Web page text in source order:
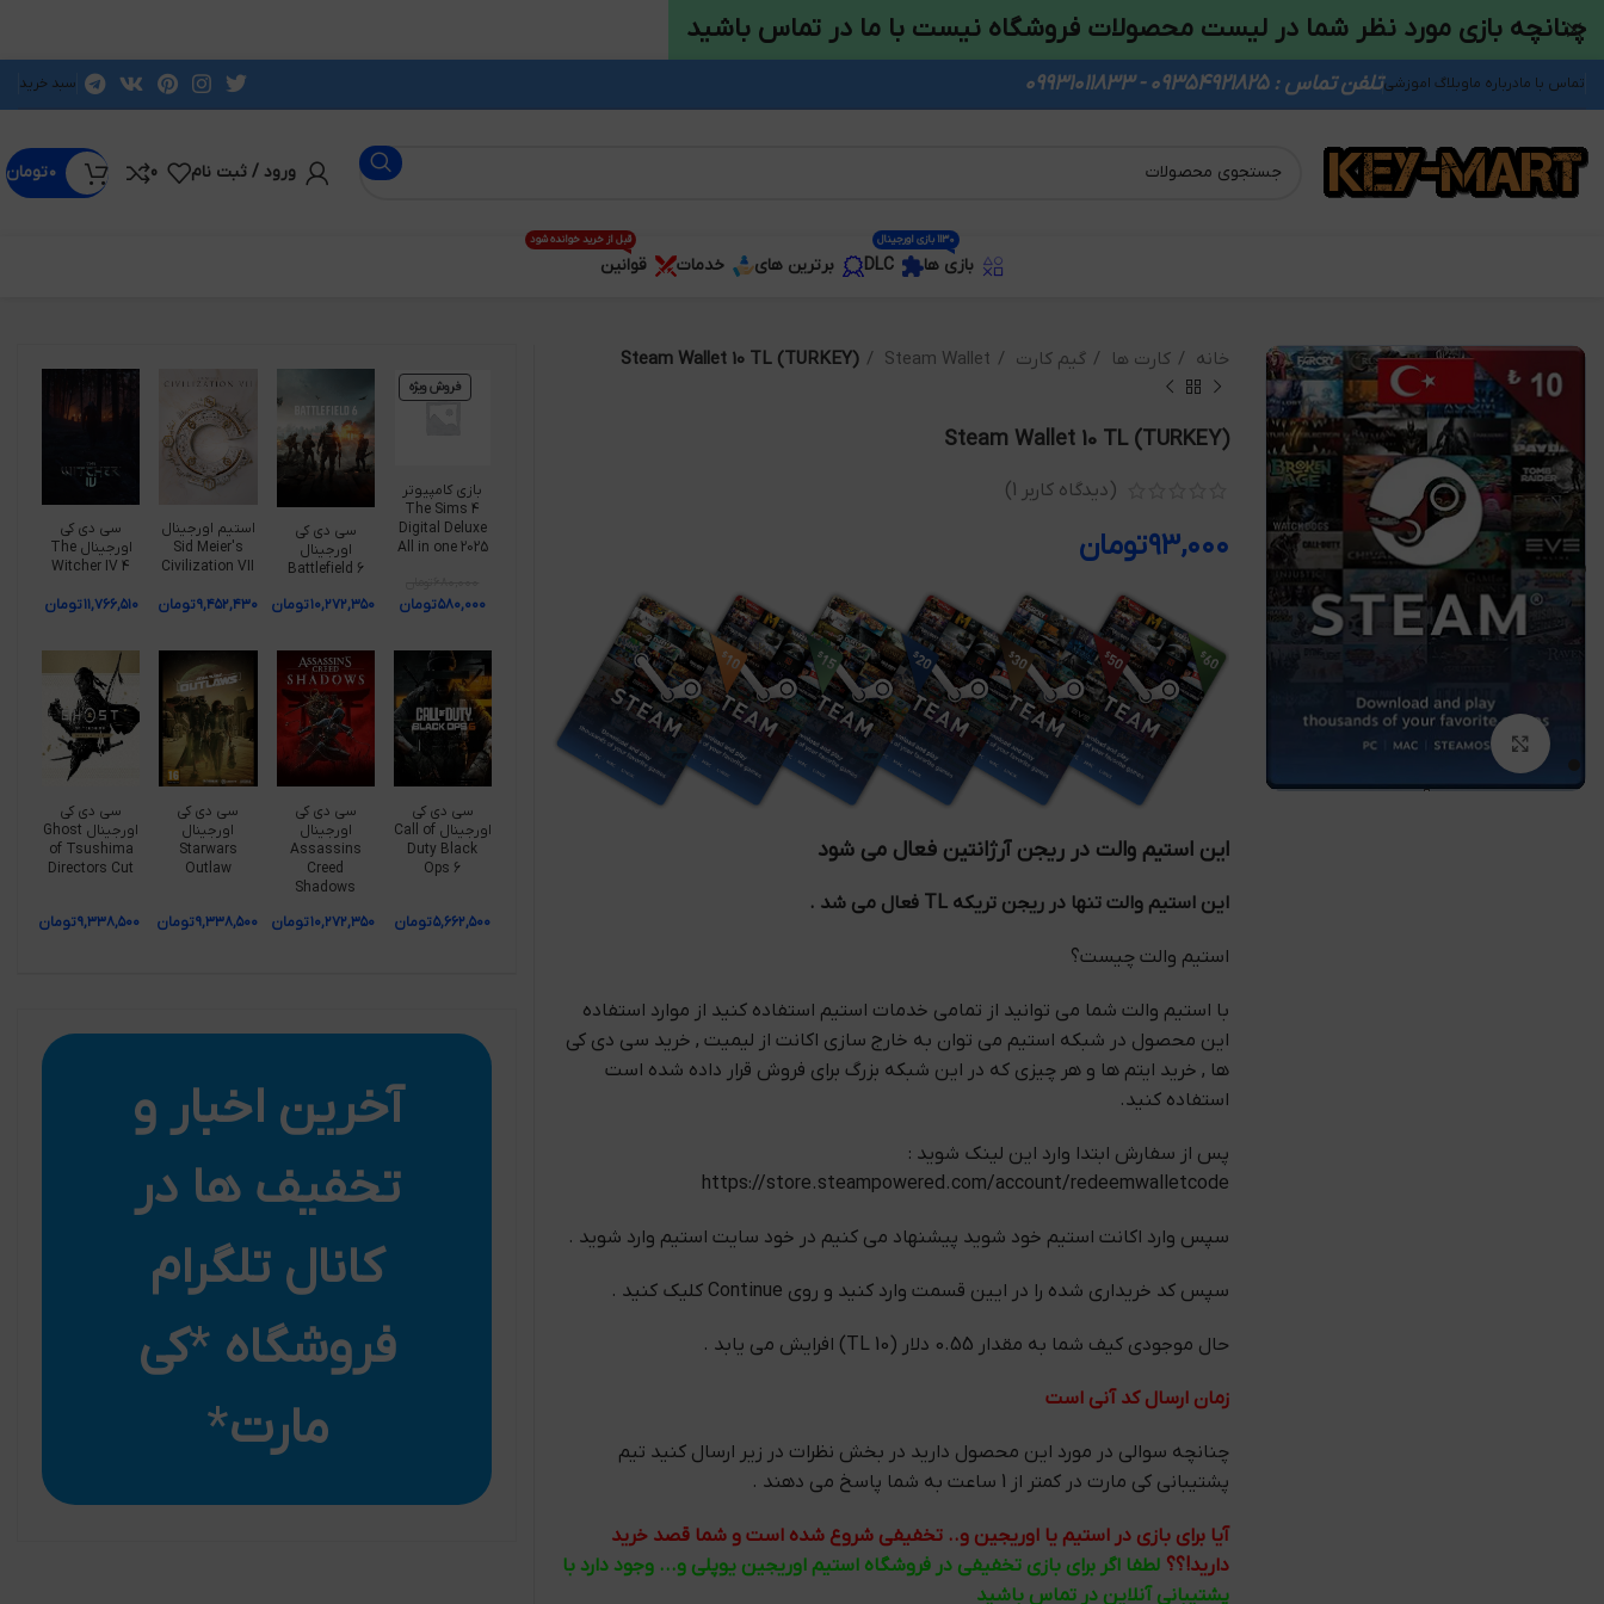
تماس با مادرباره ماوبلاگ اموزشیتلفن تماس : 09354921825 - 09931011833 سبد خرید
ورود / ثبت نام 0 ۰تومان
بازی ها
1130 بازی اورجینال
DLC برترین های خدمات قوانین
قبل از خرید خوانده شود
بزرگنمایی تصویر
خانه کارت ها گیم کارت Steam Wallet
Steam Wallet 10 TL (TURKEY)
Steam Wallet 10 TL (TURKEY)
(دیدگاه کاربر 1
)
۹۳,۰۰۰تومان
این استیم والت در ریجن آرژانتین فعال می شود
این استیم والت تنها در ریجن تریکه TL فعال می شد .
استیم والت چیست؟
با استیم والت شما می توانید از تمامی خدمات استیم استفاده کنید از موارد استفاده
این محصول در شبکه استیم می توان به خارج سازی اکانت از لیمیت , خرید سی دی کی
ها , خرید ایتم ها و هر چیزی که در این شبکه بزرگ برای فروش قرار داده شده است
استفاده کنید.
پس از سفارش ابتدا وارد این لینک شوید :
https://store.steampowered.com/account/redeemwalletcode
سپس وارد اکانت استیم خود شوید پیشنهاد می کنیم در خود سایت استیم وارد شوید .
سپس کد خریداری شده را در ایین قسمت وارد کنید و روی Continue کلیک کنید .
حال موجودی کیف شما به مقدار 0.55 دلار (10 TL) افرایش می یابد .
زمان ارسال کد آنی است
چنانچه سوالی در مورد این محصول دارید در بخش نظرات در زیر ارسال کنید تیم
پشتیبانی کی مارت در کمتر از 1 ساعت به شما پاسخ می دهند .
آیا برای بازی در استیم یا اوریجین و.. تخفیفی شروع شده است و شما قصد خرید
دارید!؟؟ لطفا اگر برای بازی تخفیفی در فروشگاه استیم اوریجین یوپلی و... وجود دارد با
پشتیبانی آنلاین در تماس باشید
فروش ویژه
بازی کامپیوتر
The Sims 4
Digital Deluxe
All in one 2025
۵۸۰,۰۰۰تومان
سی دی کی
اورجینال
Battlefield 6
۱۰,۲۷۲,۳۵۰تومان
استیم اورجینال
Sid Meier's
Civilization VII
۹,۴۵۲,۴۳۰تومان
سی دی کی
اورجینال The
Witcher IV 4
۱۱,۷۶۶,۵۱۰تومان
سی دی کی
اورجینال Call of
Duty Black
Ops 6
۵,۶۶۲,۵۰۰تومان
سی دی کی
اورجینال
Assassins
Creed
Shadows
۱۰,۲۷۲,۳۵۰تومان
سی دی کی
اورجینال
Starwars
Outlaw
۹,۳۳۸,۵۰۰تومان
سی دی کی
اورجینال Ghost
of Tsushima
Directors Cut
۹,۳۳۸,۵۰۰تومان
آخرین اخبار و
تخفیف ها در
کانال تلگرام
فروشگاه *کی
مارت*
چنانچه بازی مورد نظر شما در لیست محصولات فروشگاه نیست با ما در تماس باشید